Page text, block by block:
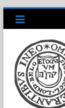
naar
inhoud